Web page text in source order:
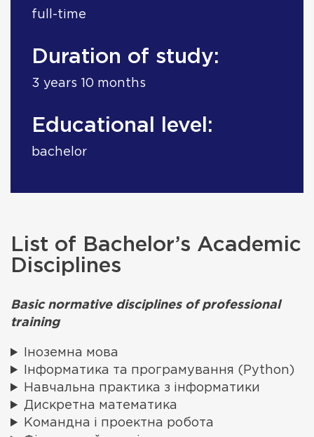
full-time
Duration of study:
3 years 10 months
Educational level:
bachelor
List of Bachelor’s Academic
Disciplines
Basic normative disciplines of professional
training
Іноземна мова
Інформатика та програмування (Python)
Навчальна практика з інформатики
Дискретна математика
Командна і проектна робота